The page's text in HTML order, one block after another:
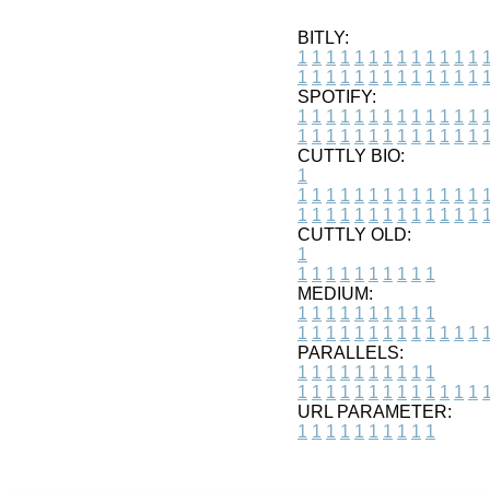
BITLY:
1 1 1 1 1 1 1 1 1 1 1 1 1 1
1 1 1 1 1 1 1 1 1 1 1 1 1 1
SPOTIFY:
1 1 1 1 1 1 1 1 1 1 1 1 1 1
1 1 1 1 1 1 1 1 1 1 1 1 1 1
CUTTLY BIO:
1
1 1 1 1 1 1 1 1 1 1 1 1 1 1
1 1 1 1 1 1 1 1 1 1 1 1 1 1
CUTTLY OLD:
1
1 1 1 1 1 1 1 1 1 1
MEDIUM:
1 1 1 1 1 1 1 1 1 1
1 1 1 1 1 1 1 1 1 1 1 1 1 1
PARALLELS:
1 1 1 1 1 1 1 1 1 1
1 1 1 1 1 1 1 1 1 1 1 1 1 1
URL PARAMETER:
1 1 1 1 1 1 1 1 1 1